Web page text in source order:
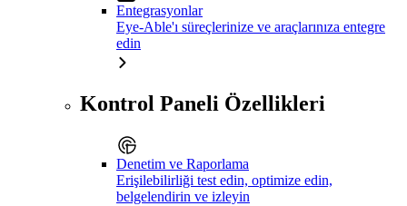
Entegrasyonlar
Eye-Able'ı süreçlerinize ve araçlarınıza entegre
edin
Kontrol Paneli Özellikleri
Denetim ve Raporlama
Erişilebilirliği test edin, optimize edin,
belgelendirin ve izleyin